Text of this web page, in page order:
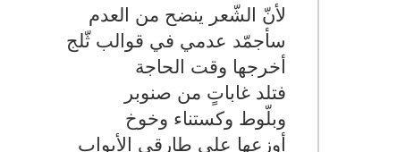
لأنّ الشّعر ينضح من العدم
سأجمّد عدمي في قوالب ثّلج
أخرجها وقت الحاجة
فتلد غاباتٍ من صنوبر
وبلّوط وكستناء وخوخ
أوزعها على طارقي الأبواب